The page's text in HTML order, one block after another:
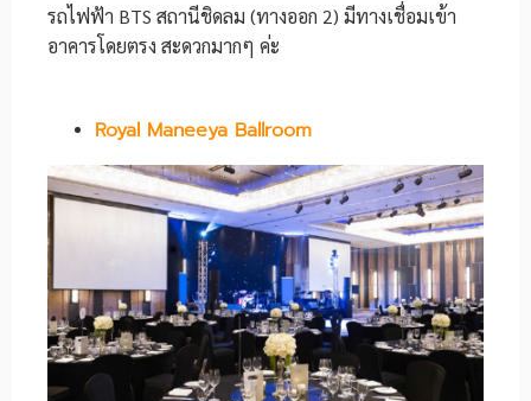
รถไฟฟ้า BTS สถานีชิดลม (ทางออก 2) มีทางเชื่อมเข้า
อาคารโดยตรง สะดวกมากๆ ค่ะ
Royal Maneeya Ballroom